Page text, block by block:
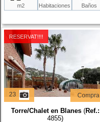
m2
Habitaciones
Baños
RESERVAT!!!!
23 Compra
Torre/Chalet en Blanes (Ref.:
4855)